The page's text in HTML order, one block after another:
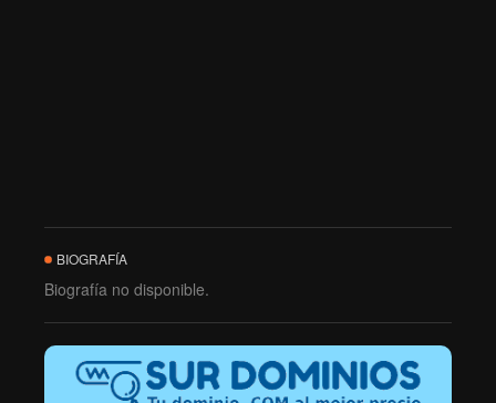
BIOGRAFÍA
Biografía no disponible.